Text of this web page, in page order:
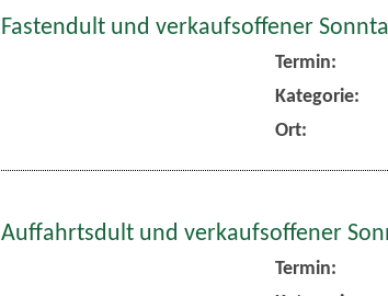
Fastendult und verkaufsoffener
Termin:
Kategorie:
Ort:
Auffahrtsdult und verkaufsoffener
Termin: